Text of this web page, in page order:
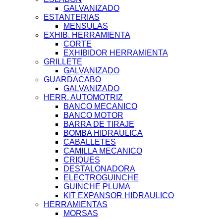
GALVANIZADO
ESTANTERIAS
MENSULAS
EXHIB. HERRAMIENTA
CORTE
EXHIBIDOR HERRAMIENTA
GRILLETE
GALVANIZADO
GUARDACABO
GALVANIZADO
HERR. AUTOMOTRIZ
BANCO MECANICO
BANCO MOTOR
BARRA DE TIRAJE
BOMBA HIDRAULICA
CABALLETES
CAMILLA MECANICO
CRIQUES
DESTALONADORA
ELECTROGUINCHE
GUINCHE PLUMA
KIT EXPANSOR HIDRAULICO
HERRAMIENTAS
MORSAS